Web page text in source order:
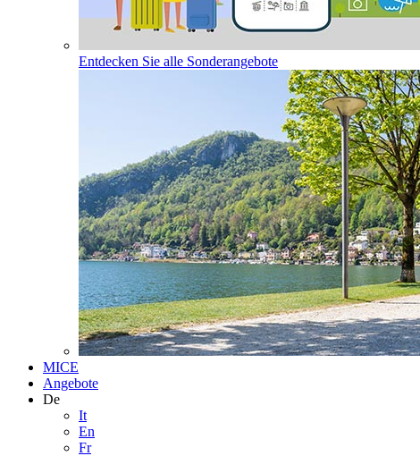
Entdecken Sie alle Sonderangebote
MICE
Angebote
De
It
En
Fr